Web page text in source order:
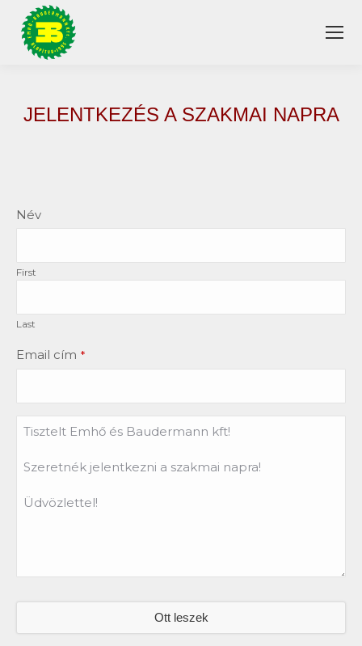
JELENTKEZÉS A SZAKMAI NAPRA
Email
Név
First
Last
Email cím *
Ott leszek